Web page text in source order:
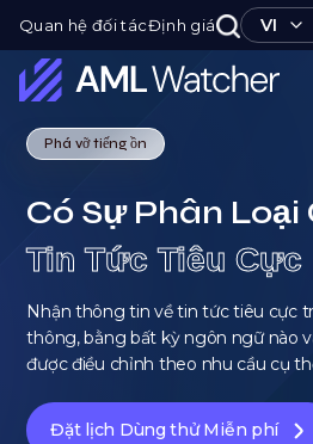
Quan hệ đối tácĐịnh giá VI
Watcher
dung
Phá vỡ tiếng ồn
Có Sự Phân Loại
Tin Tức Tiêu Cực
Nhận thông tin về tin tức tiêu cực
thông, bằng bất kỳ ngôn ngữ nào
được điều chỉnh theo nhu cầu cụ
Đặt lịch Dùng thử Miễn phí